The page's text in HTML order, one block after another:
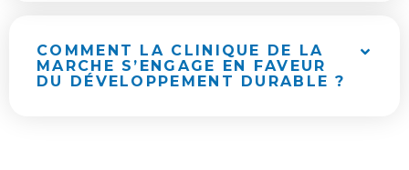
COMMENT LA CLINIQUE DE LA
MARCHE S’ENGAGE EN FAVEUR
DU DÉVELOPPEMENT DURABLE ?